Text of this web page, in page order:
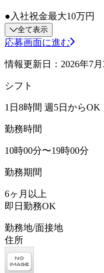
●入社祝金最大10万円
全て表示
応募画面に進む
情報更新日：2026年7月
シフト
1日8時間 週5日からOK
勤務時間
10時00分〜19時00分
勤務期間
6ヶ月以上
即日勤務OK
勤務地/面接地
住所